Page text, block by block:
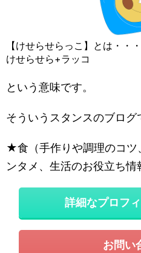
【けせらせらっこ】とは・・・
けせらせら+ラッコ
という意味です。
そういうスタンスのブログ
★食（手作りや調理のコツ
ンタメ、生活のお役立ち情
詳細なプロフ
お問い